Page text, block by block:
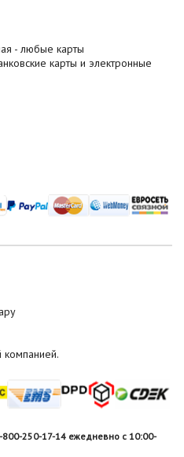
- любые карты
карты и электронные
компанией.
800-250-17-14 ежедневно с 10:00-